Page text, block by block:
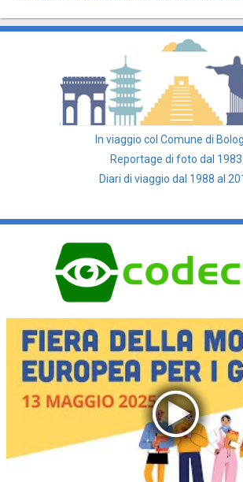
In viaggio col Comune di
Reportage di foto dal 1983
Diari di viaggio dal 1988 al